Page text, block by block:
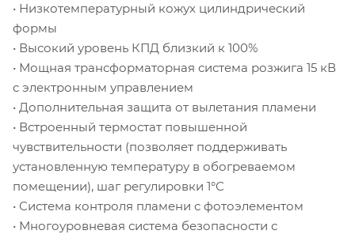
• Низкотемпературный кожух цилиндрический
формы
• Высокий уровень КПД близкий к 100%
• Мощная трансформаторная система розжига 15 кВ
с электронным управлением
• Дополнительная защита от вылетания пламени
• Встроенный термостат повышенной
чувствительности (позволяет поддерживать
установленную температуру в обогреваемом
помещении), шаг регулировки 1°С
• Система контроля пламени с фотоэлементом
• Многоуровневая система безопасности с